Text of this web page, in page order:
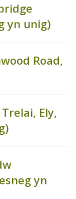
yn unig)
Road,
Ely,
yn